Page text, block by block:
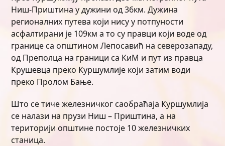
Ниш-Приштина у дужини од 36км. Дужина
регионалних путева који нису у потпуности
асфалтирани је 109км а то су правци који воде од
границе са општином Лепосавић на северозападу,
од Преполца на граници са КиМ и пут из правца
Крушевца преко Куршумлије који затим води
преко Пролом Бање.
Што се тиче железничког саобраћаја Куршумлија
се налази на прузи Ниш – Приштина, а на
територији општине постоје 10 железничких
станица.